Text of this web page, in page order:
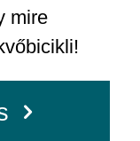
mire